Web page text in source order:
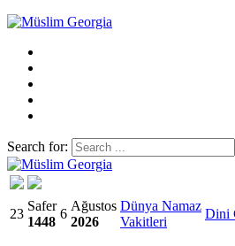
Search for:
Müslim Georgia
23
Safer
1448
6
Ağustos
2026
Dünya Namaz
Vakitleri
Dini